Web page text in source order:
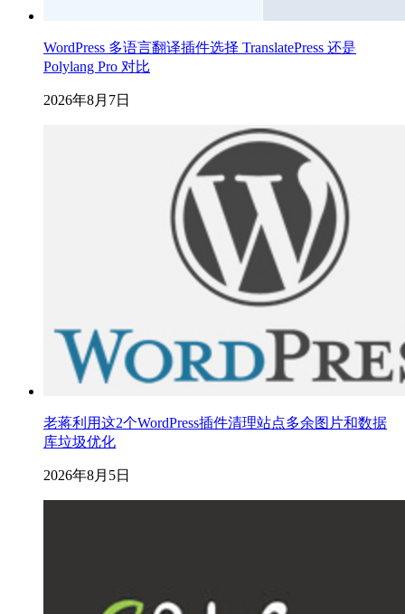
WordPress 多语言翻译插件选择 TranslatePress 还是
Polylang Pro 对比
2026年8月7日
老蒋利用这2个WordPress插件清理站点多余图片和数据
库垃圾优化
2026年8月5日